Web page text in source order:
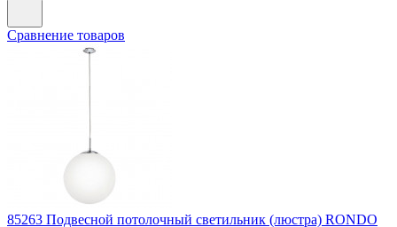
Сравнение товаров
85263 Подвесной потолочный светильник (люстра) RONDO